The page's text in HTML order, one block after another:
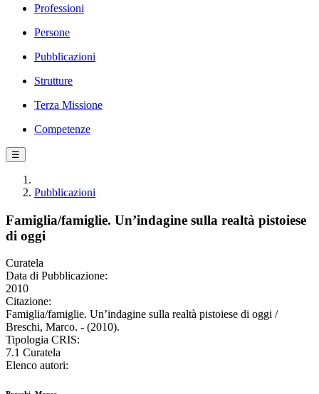
Professioni
Persone
Pubblicazioni
Strutture
Terza Missione
Competenze
☰
Pubblicazioni
Famiglia/famiglie. Un’indagine sulla realtà pistoiese
di oggi
Curatela
Data di Pubblicazione:
2010
Citazione:
Famiglia/famiglie. Un’indagine sulla realtà pistoiese di oggi /
Breschi, Marco. - (2010).
Tipologia CRIS:
7.1 Curatela
Elenco autori: